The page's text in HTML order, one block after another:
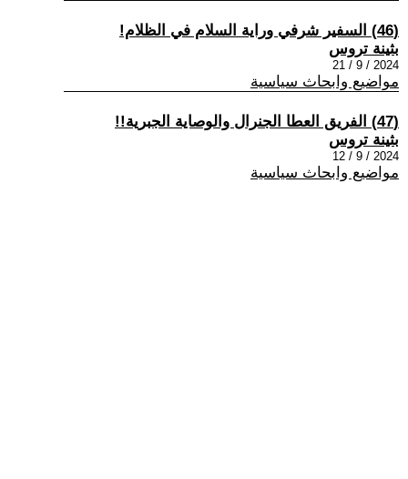
(46) السفير شرفي وراية السلام في الظلام!
بثينة تروس
2024 / 9 / 21
مواضيع وابحاث سياسية
(47) الفريق العطا الجنرال والوصاية الجبرية!!
بثينة تروس
2024 / 9 / 12
مواضيع وابحاث سياسية